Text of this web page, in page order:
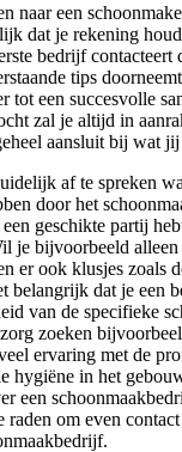
naar een
dat je rekening
bedrijf contacteert
tips
tot een succesvolle
zal je altijd in
aansluit bij wat
af te spreken
door het
geschikte partij
je bijvoorbeeld
er ook klusjes zoals
belangrijk dat je een
van de specifieke
zoeken
ervaring met de
hygiëne in het
een
om even